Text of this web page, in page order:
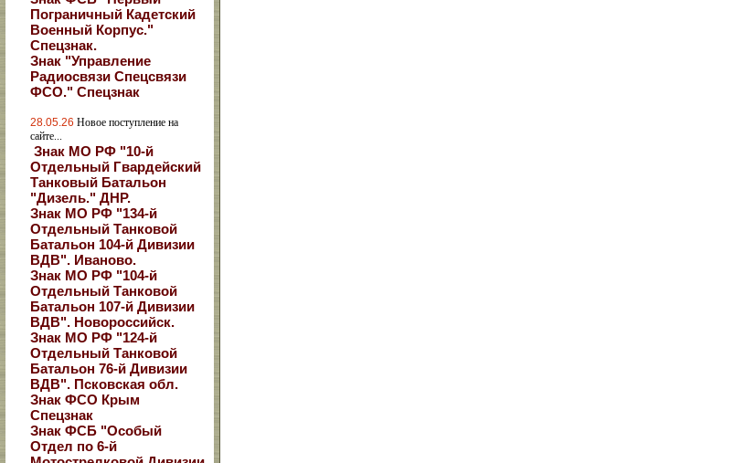
Пограничный Кадетский
Военный Корпус."
Спецзнак.
Знак "Управление
Радиосвязи Спецсвязи
ФСО." Спецзнак
28.05.26 Новое поступление на
сайте...
Знак МО РФ "10-й
Отдельный Гвардейский
Танковый Батальон
"Дизель." ДНР.
Знак МО РФ "134-й
Отдельный Танковой
Батальон 104-й Дивизии
ВДВ". Иваново.
Знак МО РФ "104-й
Отдельный Танковой
Батальон 107-й Дивизии
ВДВ". Новороссийск.
Знак МО РФ "124-й
Отдельный Танковой
Батальон 76-й Дивизии
ВДВ". Псковская обл.
Знак ФСО Крым
Спецзнак
Знак ФСБ "Особый
Отдел по 6-й